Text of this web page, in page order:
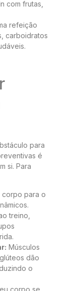
com frutas,
refeição
carboidratos
para
é
si. Para
corpo para o
treino,
Músculos
dão
o